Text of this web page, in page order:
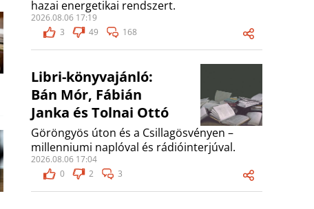
hazai energetikai rendszert.
2026.08.06 17:19
3
49 168
Libri-könyvajánló:
Bán Mór, Fábián
Janka és Tolnai Ottó
Göröngyös úton és a Csillagösvényen –
millenniumi naplóval és rádióinterjúval.
2026.08.06 17:04
0
2 3